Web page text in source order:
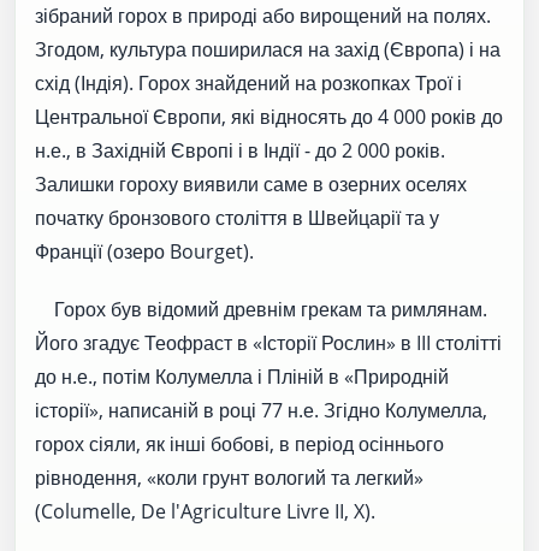
зібраний горох в природі або вирощений на полях.
Згодом, культура поширилася на захід (Європа) і на
схід (Індія). Горох знайдений на розкопках Трої і
Центральної Європи, які відносять до 4 000 років до
н.е., в Західній Європі і в Індії - до 2 000 років.
Залишки гороху виявили саме в озерних оселях
початку бронзового століття в Швейцарії та у
Франції (озеро Bourget).
Горох був відомий древнім грекам та римлянам.
Його згадує Теофраст в «Історії Рослин» в III столітті
до н.е., потім Колумелла і Пліній в «Природній
історії», написаній в році 77 н.е. Згідно Колумелла,
горох сіяли, як інші бобові, в період осіннього
рівнодення, «коли грунт вологий та легкий»
(Columelle, De l'Agriculture Livre II, X).